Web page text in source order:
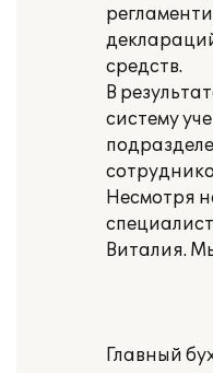
средств.
В
систему
Несмотря
Виталия.
Главный